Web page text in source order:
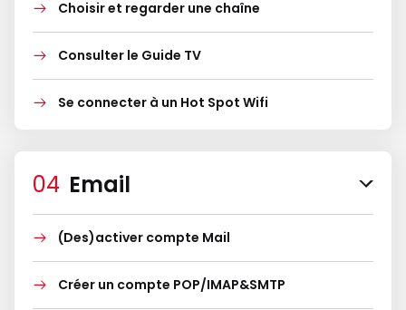
Choisir et regarder une chaîne
Consulter le Guide TV
Se connecter à un Hot Spot Wifi
Email
(Des)activer compte Mail
Créer un compte POP/IMAP&SMTP